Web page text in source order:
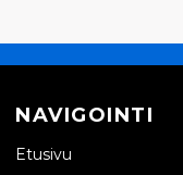
NAVIGOINTI
Etusivu